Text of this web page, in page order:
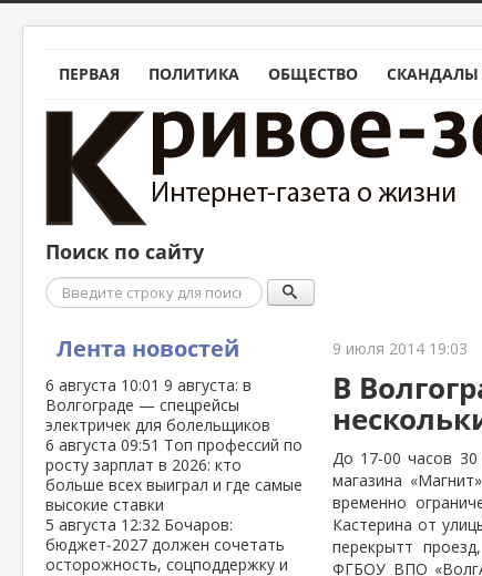
ПЕРВАЯ ПОЛИТИКА ОБЩЕСТВО СКАНДАЛЫ
Поиск по сайту
Поиск
Лента новостей
6 августа 10:01 9 августа: в
Волгограде — спецрейсы
электричек для болельщиков
6 августа 09:51 Топ профессий по
росту зарплат в 2026: кто
больше всех выиграл и где самые
высокие ставки
5 августа 12:32 Бочаров:
бюджет‑2027 должен сочетать
осторожность, соцподдержку и
9 июля 2014 19:03
В
До 17-00 часов 30
магазина
временно
Кастерина от
перекрытт
ФГБОУ ВПО